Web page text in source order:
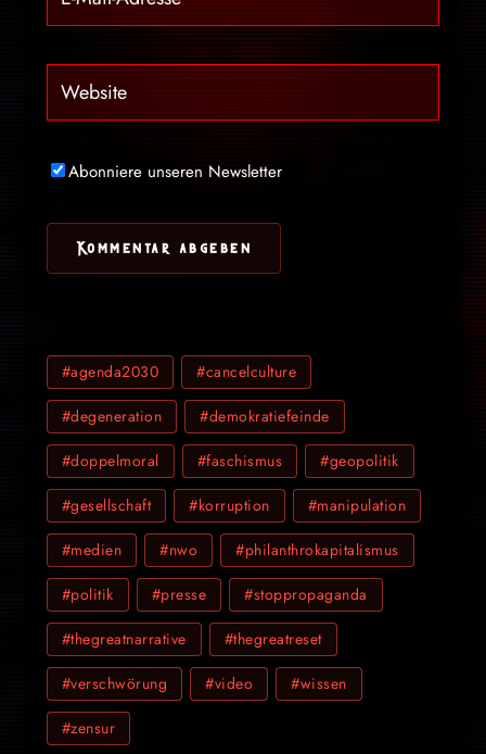
Abonniere unseren Newsletter
#agenda2030 #cancelculture
#degeneration #demokratiefeinde
#doppelmoral #faschismus #geopolitik
#gesellschaft #korruption #manipulation
#medien #nwo #philanthrokapitalismus
#politik #presse #stoppropaganda
#thegreatnarrative #thegreatreset
#verschwörung #video #wissen
#zensur